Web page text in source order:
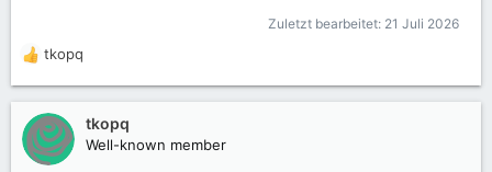
Zuletzt bearbeitet: 21 Juli 2026
R
e
a
k
t
tkopq
tkopq
Well-known member